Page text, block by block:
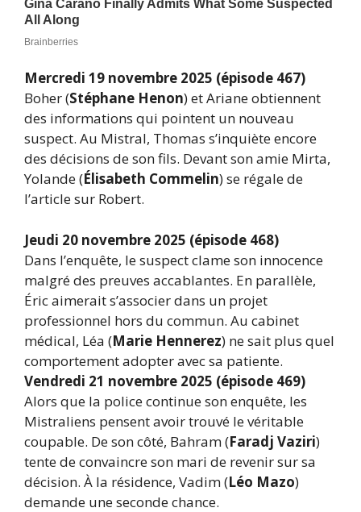
Mercredi 19 novembre 2025 (épisode 467)
Boher (Stéphane Henon) et Ariane obtiennent
des informations qui pointent un nouveau
suspect. Au Mistral, Thomas s’inquiète encore
des décisions de son fils. Devant son amie Mirta,
Yolande (Élisabeth Commelin) se régale de
l’article sur Robert.
Jeudi 20 novembre 2025 (épisode 468)
Dans l’enquête, le suspect clame son innocence
malgré des preuves accablantes. En parallèle,
Éric aimerait s’associer dans un projet
professionnel hors du commun. Au cabinet
médical, Léa (Marie Hennerez) ne sait plus quel
comportement adopter avec sa patiente.
Vendredi 21 novembre 2025 (épisode 469)
Alors que la police continue son enquête, les
Mistraliens pensent avoir trouvé le véritable
coupable. De son côté, Bahram (Faradj Vaziri)
tente de convaincre son mari de revenir sur sa
décision. À la résidence, Vadim (Léo Mazo)
demande une seconde chance.